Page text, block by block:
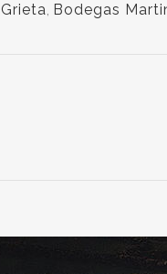
, Bodegas